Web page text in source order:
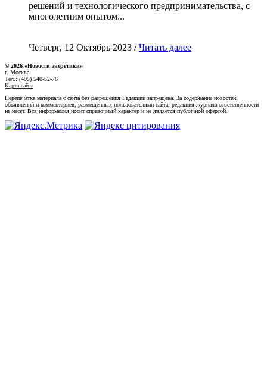
решений и технологического предпринимательства, с
многолетним опытом...
Четверг, 12 Октябрь 2023 /Читать далее
© 2026 «Новости энеретики»
г. Москва
Тел.: (495) 540-52-76
Карта сайта
Перепечатка материала с сайта без разрешения Редакции запрещена. За содержание новостей,
объявлений и комментариев, размещенных пользователями сайта, редакция журнала ответственности
не несет. Вся информация носит справочный характер и не является публичной офертой.